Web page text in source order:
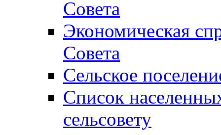
Совета
Экономическая
Совета
Сельское
Список
сельсовету